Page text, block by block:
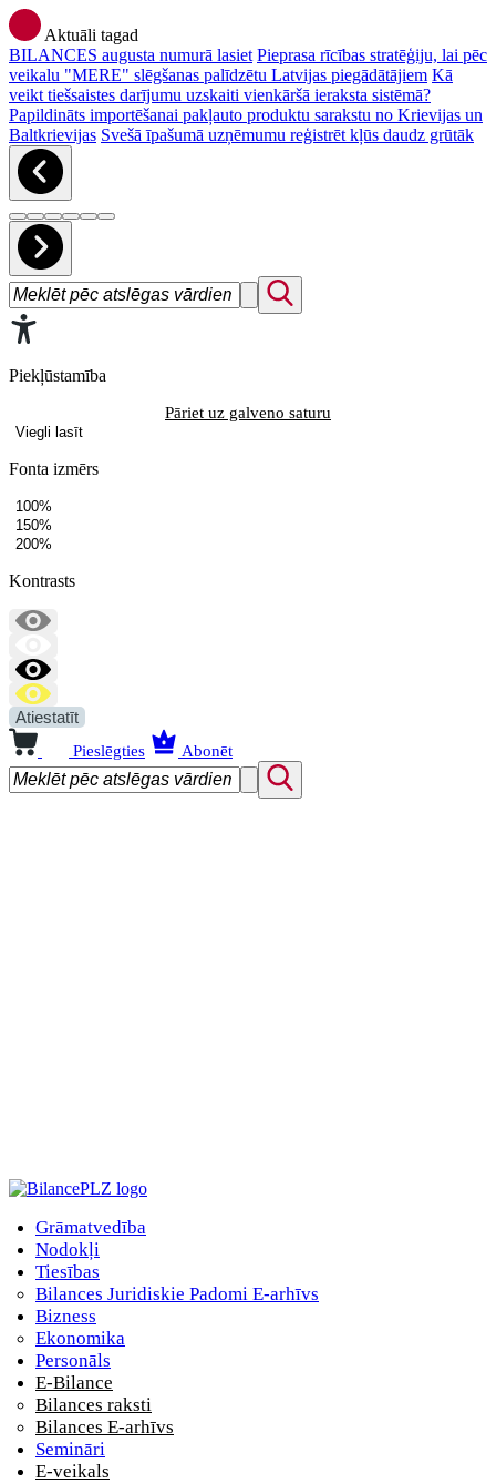
Aktuāli tagad
BILANCES augusta numurā lasiet Pieprasa rīcības stratēģiju, lai pēc
veikalu "MERE" slēgšanas palīdzētu Latvijas piegādātājiem Kā
veikt tiešsaistes darījumu uzskaiti vienkāršā ieraksta sistēmā?
Papildināts importēšanai pakļauto produktu sarakstu no Krievijas un
Baltkrievijas Svešā īpašumā uzņēmumu reģistrēt kļūs daudz grūtāk
Piekļūstamība
Pāriet uz galveno saturu
Viegli lasīt
Fonta izmērs
100%
150%
200%
Kontrasts
Atiestatīt
Pieslēgties Abonēt
Grāmatvedība
Nodokļi
Tiesības
Bilances Juridiskie Padomi E-arhīvs
Bizness
Ekonomika
Personāls
E-Bilance
Bilances raksti
Bilances E-arhīvs
Semināri
E-veikals